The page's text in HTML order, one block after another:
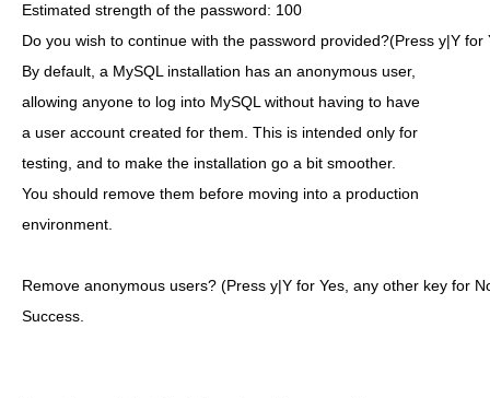
Estimated strength of the password: 100
Do you wish to continue with the password provided?(Press y|Y
By default, a MySQL installation has an anonymous user,
allowing anyone to log into MySQL without having to have
a user account created for them. This is intended only for
testing, and to make the installation go a bit smoother.
You should remove them before moving into a production
environment.
Remove anonymous users? (Press y|Y for Yes, any other key for
Success.